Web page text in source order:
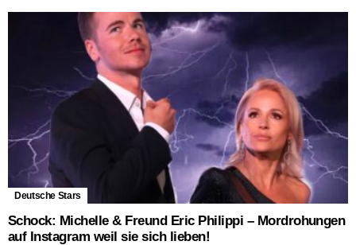
Deutsche Stars
Schock: Michelle & Freund Eric Philippi – Mordrohungen
auf Instagram weil sie sich lieben!